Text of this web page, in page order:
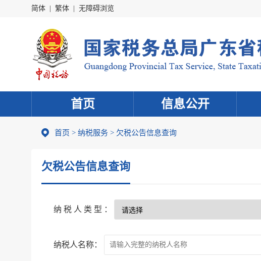
简体 繁体 无障碍浏览
首页 信息公开
首页 > 纳税服务 > 欠税公告信息查询
欠税公告信息查询
纳税人类型：
纳税人名称：